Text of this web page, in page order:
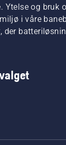
Ytelse og bruk
i våre
der